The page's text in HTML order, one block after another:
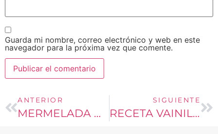
Guarda mi nombre, correo electrónico y web en este
navegador para la próxima vez que comente.
ANTERIOR
MERMELADA DE DURAZNOS CON TAGATOSA
SIGUIENTE
RECETA VAINILLA ITALIANA OSOJI By AUGURI MILANO